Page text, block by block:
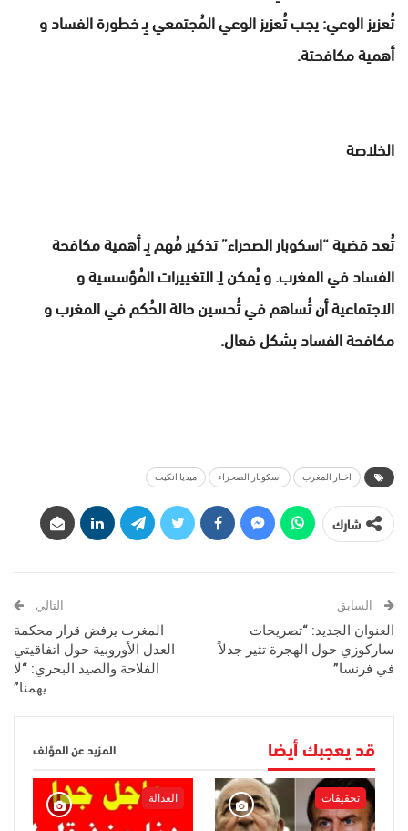
تُعزيز الوعي: يجب تُعزيز الوعي المُجتمعي بِـ خطورة الفساد و
أهمية مكافحتة.
الخلاصة
تُعد قضية “اسكوبار الصحراء” تذكير مُهم بِـ أهمية مكافحة
الفساد في المغرب. و يُمكن لِـ التغييرات المُؤسسية و
الاجتماعية أن تُساهم في تُحسين حالة الحُكم في المغرب و
مكافحة الفساد بشكل فعال.
اخبار المغرب اسكوبار الصحراء ميديا انكيت
شارك
السابق
العنوان الجديد: “تصريحات
ساركوزي حول الهجرة تثير جدلاً
في فرنسا”
التالي
المغرب يرفض قرار محكمة
العدل الأوروبية حول اتفاقيتي
الفلاحة والصيد البحري: “لا
يهمنا”
قد يعجبك أيضا المزيد عن المؤلف
تحقيقات العدالة